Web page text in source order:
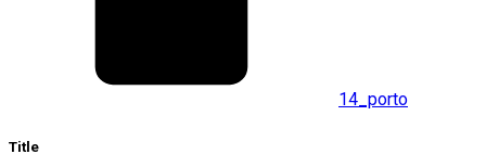
14_porto
Title